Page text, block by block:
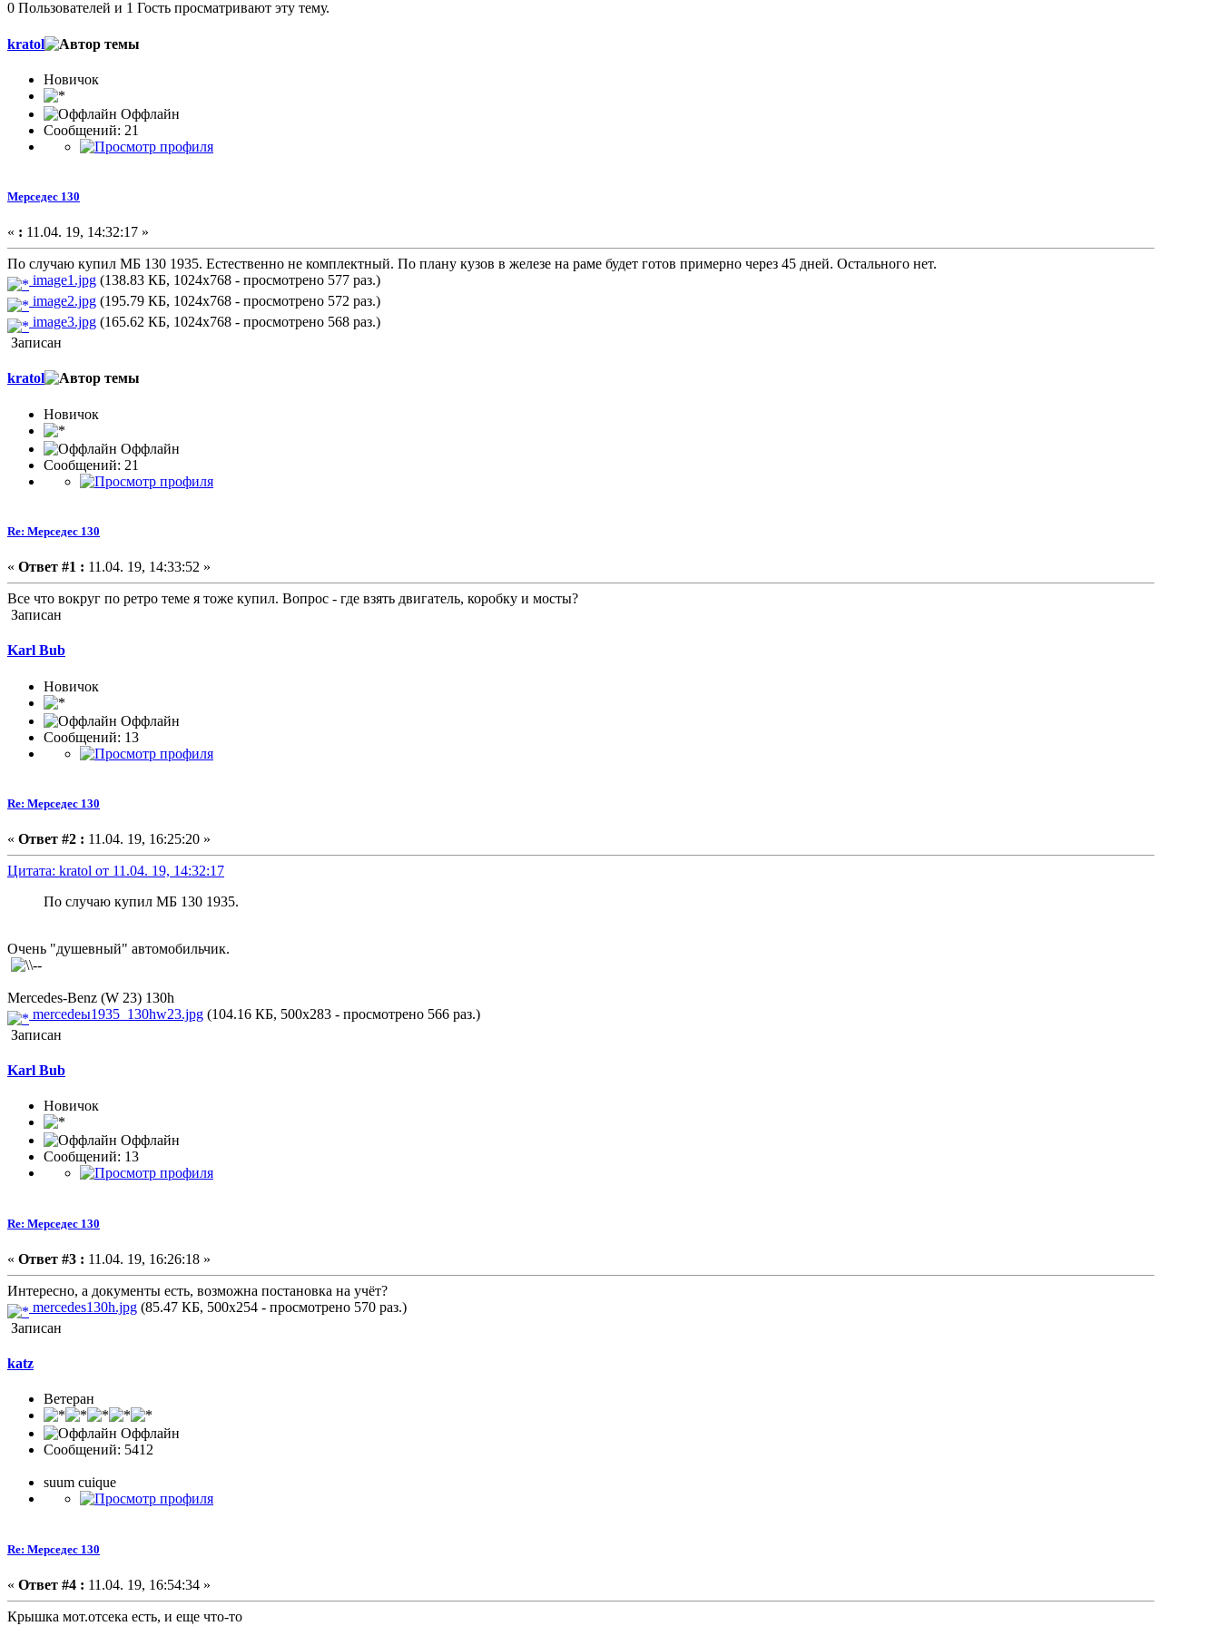
0 Пользователей и 1 Гость просматривают эту тему.
kratol
Новичок
Оффлайн
Сообщений: 21
Мерседес 130
« : 11.04. 19, 14:32:17 »
По случаю купил МБ 130 1935. Естественно не комплектный. По плану кузов в железе на раме будет готов примерно через 45 дней. Остального нет.
image1.jpg (138.83 КБ, 1024x768 - просмотрено 577 раз.)
image2.jpg (195.79 КБ, 1024x768 - просмотрено 572 раз.)
image3.jpg (165.62 КБ, 1024x768 - просмотрено 568 раз.)
Записан
kratol
Новичок
Оффлайн
Сообщений: 21
Re: Мерседес 130
« Ответ #1 : 11.04. 19, 14:33:52 »
Все что вокруг по ретро теме я тоже купил. Вопрос - где взять двигатель, коробку и мосты?
Записан
Karl Bub
Новичок
Оффлайн
Сообщений: 13
Re: Мерседес 130
« Ответ #2 : 11.04. 19, 16:25:20 »
Цитата: kratol от 11.04. 19, 14:32:17
По случаю купил МБ 130 1935.
Очень "душевный" автомобильчик.
Mercedes-Benz (W 23) 130h
mercedeы1935_130hw23.jpg (104.16 КБ, 500x283 - просмотрено 566 раз.)
Записан
Karl Bub
Новичок
Оффлайн
Сообщений: 13
Re: Мерседес 130
« Ответ #3 : 11.04. 19, 16:26:18 »
Интересно, а документы есть, возможна постановка на учёт?
mercedes130h.jpg (85.47 КБ, 500x254 - просмотрено 570 раз.)
Записан
katz
Ветеран
Оффлайн
Сообщений: 5412
suum cuique
Re: Мерседес 130
« Ответ #4 : 11.04. 19, 16:54:34 »
Крышка мот.отсека есть, и еще что-то